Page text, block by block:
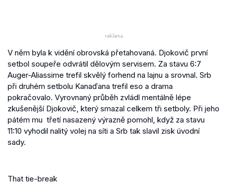
V něm byla k vidění obrovská přetahovaná. Djokovič první
setbol soupeře odvrátil dělovým servisem. Za stavu 6:7
Auger-Aliassime trefil skvělý forhend na lajnu a srovnal. Srb
při druhém setbolu Kanaďana trefil eso a drama
pokračovalo. Vyrovnaný průběh zvládl mentálně lépe
zkušenější Djokovič, který smazal celkem tři setboly. Při jeho
pátém mu třetí nasazený výrazně pomohl, když za stavu
11:10 vyhodil nalitý volej na síti a Srb tak slavil zisk úvodní
sady.
That tie-break